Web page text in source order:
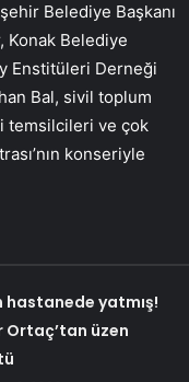
Belediye Başkanı
Konak Belediye
Enstitüleri Derneği
Bal, sivil toplum
temsilcileri ve çok
konseriyle
hastanede yatmış!
Ortaç’tan üzen